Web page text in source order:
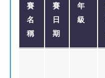
賽
名
稱
賽
日
期
年
級